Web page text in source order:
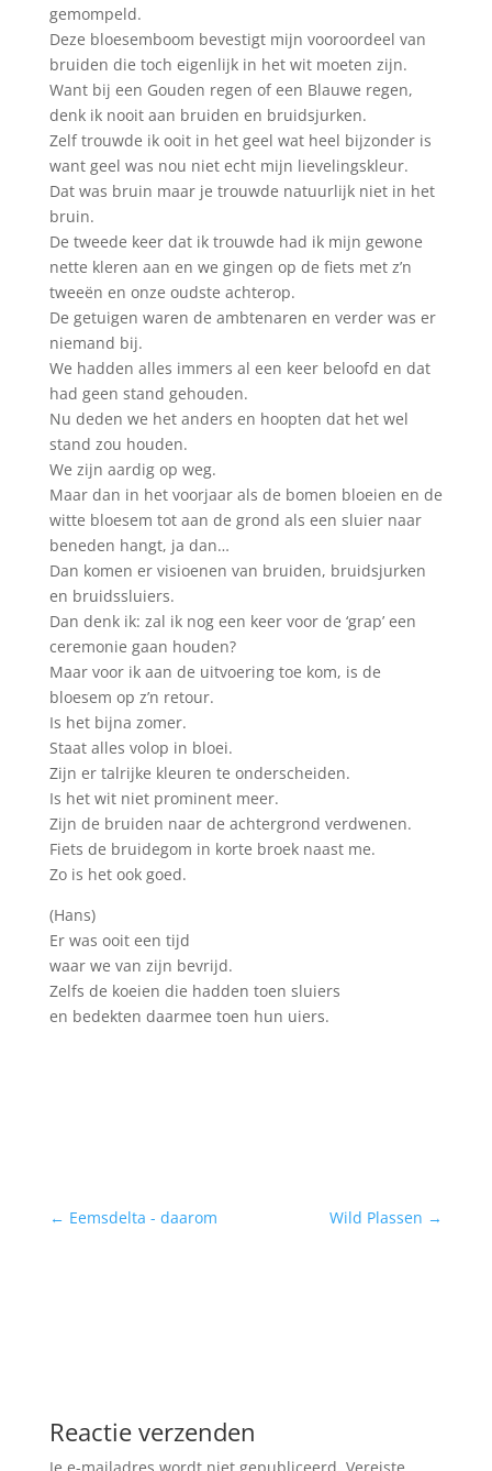
gemompeld.
Deze bloesemboom bevestigt mijn vooroordeel van
bruiden die toch eigenlijk in het wit moeten zijn.
Want bij een Gouden regen of een Blauwe regen,
denk ik nooit aan bruiden en bruidsjurken.
Zelf trouwde ik ooit in het geel wat heel bijzonder is
want geel was nou niet echt mijn lievelingskleur.
Dat was bruin maar je trouwde natuurlijk niet in het
bruin.
De tweede keer dat ik trouwde had ik mijn gewone
nette kleren aan en we gingen op de fiets met z’n
tweeën en onze oudste achterop.
De getuigen waren de ambtenaren en verder was er
niemand bij.
We hadden alles immers al een keer beloofd en dat
had geen stand gehouden.
Nu deden we het anders en hoopten dat het wel
stand zou houden.
We zijn aardig op weg.
Maar dan in het voorjaar als de bomen bloeien en de
witte bloesem tot aan de grond als een sluier naar
beneden hangt, ja dan…
Dan komen er visioenen van bruiden, bruidsjurken
en bruidssluiers.
Dan denk ik: zal ik nog een keer voor de ‘grap’ een
ceremonie gaan houden?
Maar voor ik aan de uitvoering toe kom, is de
bloesem op z’n retour.
Is het bijna zomer.
Staat alles volop in bloei.
Zijn er talrijke kleuren te onderscheiden.
Is het wit niet prominent meer.
Zijn de bruiden naar de achtergrond verdwenen.
Fiets de bruidegom in korte broek naast me.
Zo is het ook goed.
(Hans)
Er was ooit een tijd
waar we van zijn bevrijd.
Zelfs de koeien die hadden toen sluiers
en bedekten daarmee toen hun uiers.
← Eemsdelta - daarom Wild Plassen →
Reactie verzenden